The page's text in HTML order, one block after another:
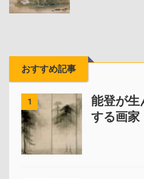
おすすめ記事
1
能登が生
する画家